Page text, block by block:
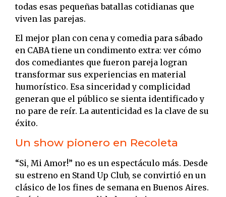
todas esas pequeñas batallas cotidianas que
viven las parejas.
El mejor plan con cena y comedia para sábado
en CABA tiene un condimento extra: ver cómo
dos comediantes que fueron pareja logran
transformar sus experiencias en material
humorístico. Esa sinceridad y complicidad
generan que el público se sienta identificado y
no pare de reír. La autenticidad es la clave de su
éxito.
Un show pionero en Recoleta
“Si, Mi Amor!” no es un espectáculo más. Desde
su estreno en Stand Up Club, se convirtió en un
clásico de los fines de semana en Buenos Aires.